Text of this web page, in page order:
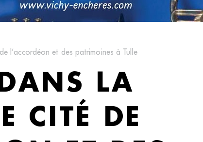
l’accordéon et des patrimoines à Tulle
LA
CITÉ DE